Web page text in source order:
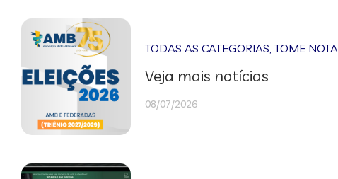
TODAS AS CATEGORIAS ,TOME NOTA
Veja mais notícias
08/07/2026